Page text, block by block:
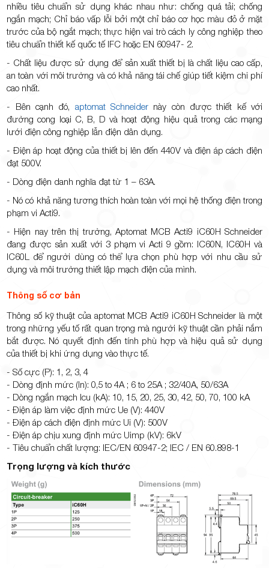
nhiều tiêu chuẩn sử dụng khác nhau như: chống quá tải; chống
ngắn mạch; Chỉ báo vấp lỗi bởi một chỉ báo cơ học màu đỏ ở mặt
trước của bộ ngắt mạch; thực hiện vai trò cách ly công nghiệp theo
tiêu chuẩn thiết kế quốc tế IFC hoặc EN 60947- 2.
- Chất liệu được sử dụng để sản xuất thiết bị là chất liệu cao cấp,
an toàn với môi trường và có khả năng tái chế giúp tiết kiệm chi phí
cao nhất.
- Bên cạnh đó, aptomat Schneidernày còn được thiết kế với
đường cong loại C, B, D và hoạt động hiệu quả trong các mạng
lưới điện công nghiệp lẫn điện dân dụng.
- Điện áp hoạt động của thiết bị lên đến 440V và điện áp cách điện
đạt 500V.
- Dòng điện danh nghĩa đạt từ 1 – 63A.
- Nó có khả năng tương thích hoàn toàn với mọi hệ thống điện trong
phạm vi Acti9.
- Hiện nay trên thị trường, Aptomat MCB Acti9 iC60H Schneider
đang được sản xuất với 3 phạm vi Acti 9 gồm: IC60N, IC60H và
IC60L để người dùng có thể lựa chọn phù hợp với nhu cầu sử
dụng và môi trường thiết lập mạch điện của mình.
Thông số cơ bản
Thông số kỹ thuật của aptomat MCB Acti9 iC60H Schneider là một
trong những yếu tố rất quan trọng mà người kỹ thuật cần phải nắm
bắt được. Nó quyết định đến tính phù hợp và hiệu quả sử dụng
của thiết bị khi ứng dụng vào thực tế.
- Số cực (P): 1, 2, 3, 4
- Dòng định mức (In): 0,5 to 4A ; 6 to 25A ; 32/40A, 50/63A
- Dòng ngắn mạch Icu (kA): 10, 15, 20, 25, 30, 42, 50, 70, 100 kA
- Điện áp làm việc định mức Ue (V): 440V
- Điện áp cách điện định mức Ui (V): 500V
- Điện áp chịu xung định mức Uimp (kV): 6kV
- Tiêu chuẩn chất lượng: IEC/EN 60947-2; IEC / EN 60.898-1
Trọng lượng và kích thước